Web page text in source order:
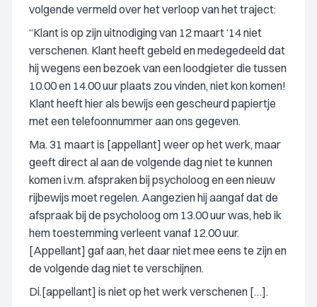
volgende vermeld over het verloop van het traject:
“Klant is op zijn uitnodiging van 12 maart ‘14 niet
verschenen. Klant heeft gebeld en medegedeeld dat
hij wegens een bezoek van een loodgieter die tussen
10.00 en 14.00 uur plaats zou vinden, niet kon komen!
Klant heeft hier als bewijs een gescheurd papiertje
met een telefoonnummer aan ons gegeven.
Ma. 31 maart is [appellant] weer op het werk, maar
geeft direct al aan de volgende dag niet te kunnen
komen i.v.m. afspraken bij psycholoog en een nieuw
rijbewijs moet regelen. Aangezien hij aangaf dat de
afspraak bij de psycholoog om 13.00 uur was, heb ik
hem toestemming verleent vanaf 12.00 uur.
[Appellant] gaf aan, het daar niet mee eens te zijn en
de volgende dag niet te verschijnen.
Di.[appellant] is niet op het werk verschenen […].